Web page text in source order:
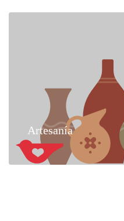
Artesanía